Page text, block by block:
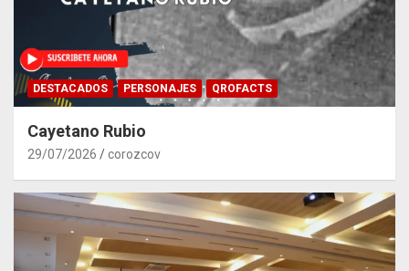
DESTACADOS PERSONAJES QROFACTS
Cayetano Rubio
29/07/2026 corozcov